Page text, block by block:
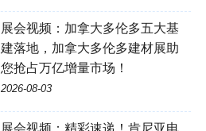
展会视频：加拿大多伦多五大基
建落地，加拿大多伦多建材展助
您抢占万亿增量市场！
2026-08-03